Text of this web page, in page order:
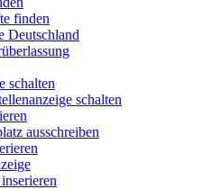
finden
Deutschland
schalten
schalten
ausschreiben